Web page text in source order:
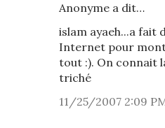
Anonyme a dit…
islam ayaeh...a fait
Internet pour
tout :). On connait
triché
11/25/2007 2:09